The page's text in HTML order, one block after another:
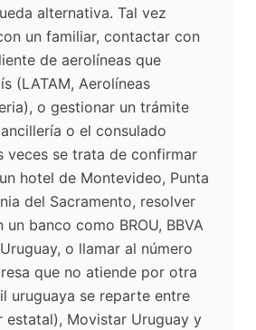
alternativa. Tal vez
un familiar, contactar con
de aerolíneas que
(LATAM, Aerolíneas
o gestionar un trámite
o el consulado
veces se trata de confirmar
hotel de Montevideo, Punta
del Sacramento, resolver
banco como BROU, BBVA
o llamar al número
que no atiende por otra
uruguaya se reparte entre
estatal), Movistar Uruguay y